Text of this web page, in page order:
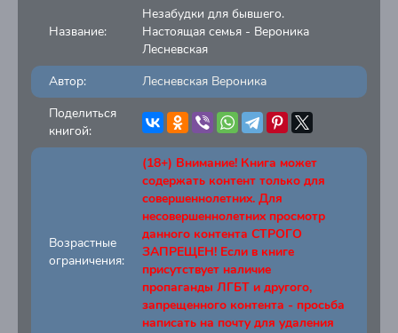
Название:
Незабудки для бывшего.
Настоящая семья - Вероника
Лесневская
Автор:
Лесневская Вероника
Поделиться
книгой:
Возрастные
ограничения:
(18+) Внимание! Книга может
содержать контент только для
совершеннолетних. Для
несовершеннолетних просмотр
данного контента СТРОГО
ЗАПРЕЩЕН! Если в книге
присутствует наличие
пропаганды ЛГБТ и другого,
запрещенного контента - просьба
написать на почту для удаления